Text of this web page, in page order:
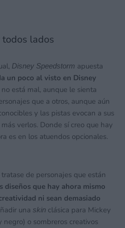
todos lados
Disney Speedstorm apuesta
un poco al visto en Disney
está mal, aunque le sienta
que a otros, aunque aún
y las pistas evocan a sus
verlos. Donde sí creo que hay
es en los atuendos opcionales.
de personajes que están
diseños que hay ahora mismo
ni sean demasiado
una skin clásica para Mickey
o sombreros creativos